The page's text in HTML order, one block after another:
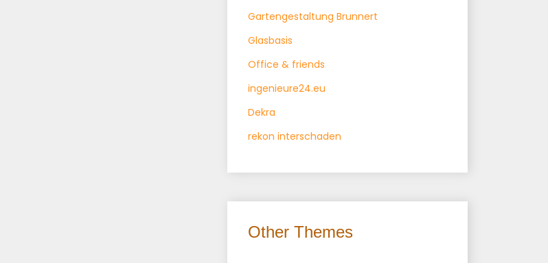
Gartengestaltung Brunnert
Glasbasis
Office & friends
ingenieure24.eu
Dekra
rekon interschaden
Other Themes